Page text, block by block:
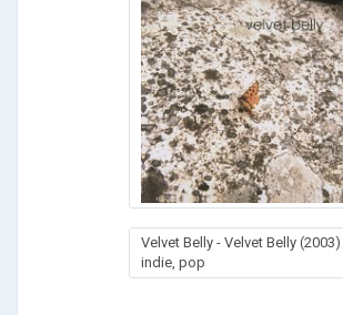
Velvet Belly - Velvet Belly (2003)
indie, pop